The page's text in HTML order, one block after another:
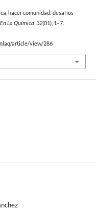
hacer comunidad: desafíos
La Química 32(01), 1–7.
article/view/286